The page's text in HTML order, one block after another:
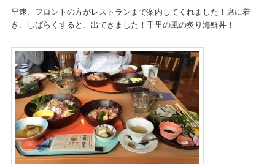
早速、フロントの方がレストランまで案内してくれました！席に着
き、しばらくすると、出てきました！千里の風の炙り海鮮丼！